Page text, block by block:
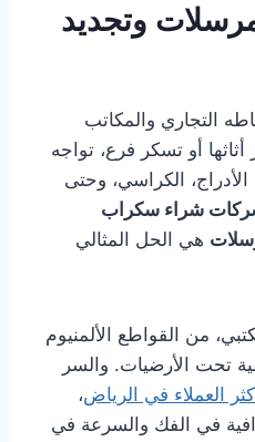
وتجديد
التجاري والمكاتب
أثاثها أو تسكر فرع، تواجه
الكراسي، وحتى
شراء سكراب
هي الحل المثالي
من القواطع الألمنيوم
تحت الأرضيات. والسر
العملاء في الرياض،
في الفك والسرعة في